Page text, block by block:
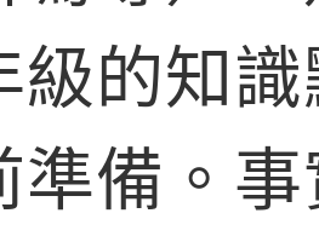
級的知
準備。